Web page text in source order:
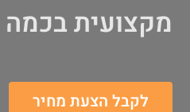
מקצועית בכמה
לקבל הצעת מחיר